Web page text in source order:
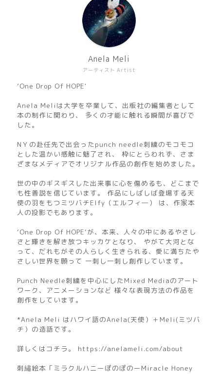
アーティスト Artist
Anela Meli
’One Drop Of HOPE'
Anela Meliは大学を卒業して、出版社の編集者として
本の制作に関わり、 多くの才能に触れる瞬間が喜びで
した。
NＹの赴任先で出会ったpunch needle刺繍のモコモコ
とした温かい感触に魅了され、 枠にとらわれず、さま
ざまなメディアでオリジナル作品の創作を始めました。
世の中のギスギスした出来事に心を傷めるも、どこまで
も性善説を信じています。 作品にしばしば登場する天
使の羽をもつミツバチElfy（エルフィ―） は、作家本
人の投影でもあります。
‘One Drop Of HOPE‘が、本来、人々の中にあるやさし
さと輝きを解き放つキッカケとなり、 やがて大河とな
って、だれもがその人らしく生きられる、愛に満ちたや
さしい世界を願って 一刺し一刺し創作しています。
Punch Needle刺繍を中心にしたMixed Mediaのアート
ワーク、アニメーションなど 様々な表現方法の作品を
創作をしています。
*Anela Meli はハワイ語のAnela(天使）＋Meli(ミツバ
チ）の造語です。
詳しくはコチラ。 https://anelameli.com/about
刺繡絵本「ミラクルハニーぽのぽのーMiracle Honey